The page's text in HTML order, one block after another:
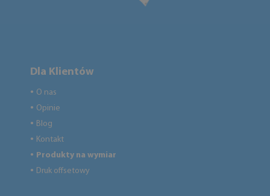
Dla Klientów
● O nas
● Opinie
● Blog
● Kontakt
● Produkty na wymiar
● Druk offsetowy